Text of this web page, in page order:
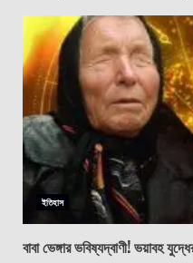
ইতিহাস
বাবা ভেঙ্গার ভবিষ্যদ্বাণী! ভয়াবহ